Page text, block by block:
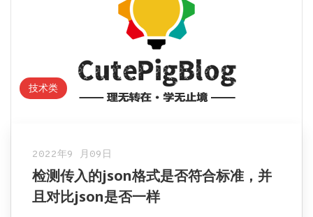
技术类
2022年9 月09日
检测传入的json格式是否符合标准，并
且对比json是否一样